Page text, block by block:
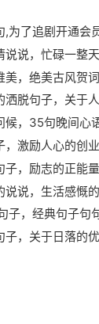
,为了追剧开通会
说说，忙碌一整
美，绝美古风贺
洒脱句子，关于
候，35句晚间心
，激励人心的创
子，励志的正能
说说，生活感慨
子，经典句子句
子，关于日落的